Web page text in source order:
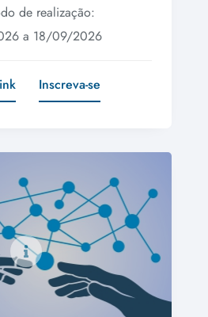
de realização:
a 18/09/2026
Inscreva-se